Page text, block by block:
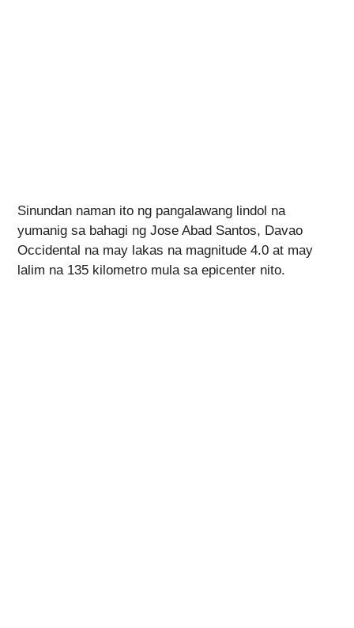
Sinundan naman ito ng pangalawang lindol na
yumanig sa bahagi ng Jose Abad Santos, Davao
Occidental na may lakas na magnitude 4.0 at may
lalim na 135 kilometro mula sa epicenter nito.